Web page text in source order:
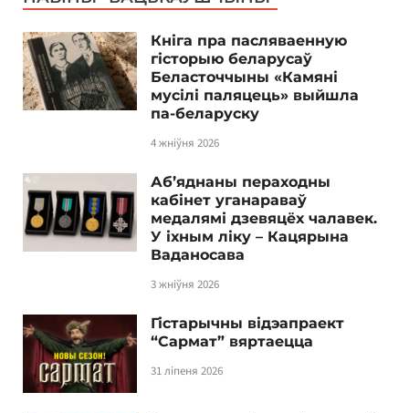
Кніга пра пасляваенную
гісторыю беларусаў
Беласточчыны «Камяні
мусілі паляцець» выйшла
па-беларуску
4 жніўня 2026
Аб’яднаны пераходны
кабінет уганараваў
медалямі дзевяцёх чалавек.
У іхным ліку – Кацярына
Ваданосава
3 жніўня 2026
Гістарычны відэапраект
“Сармат” вяртаецца
31 ліпеня 2026